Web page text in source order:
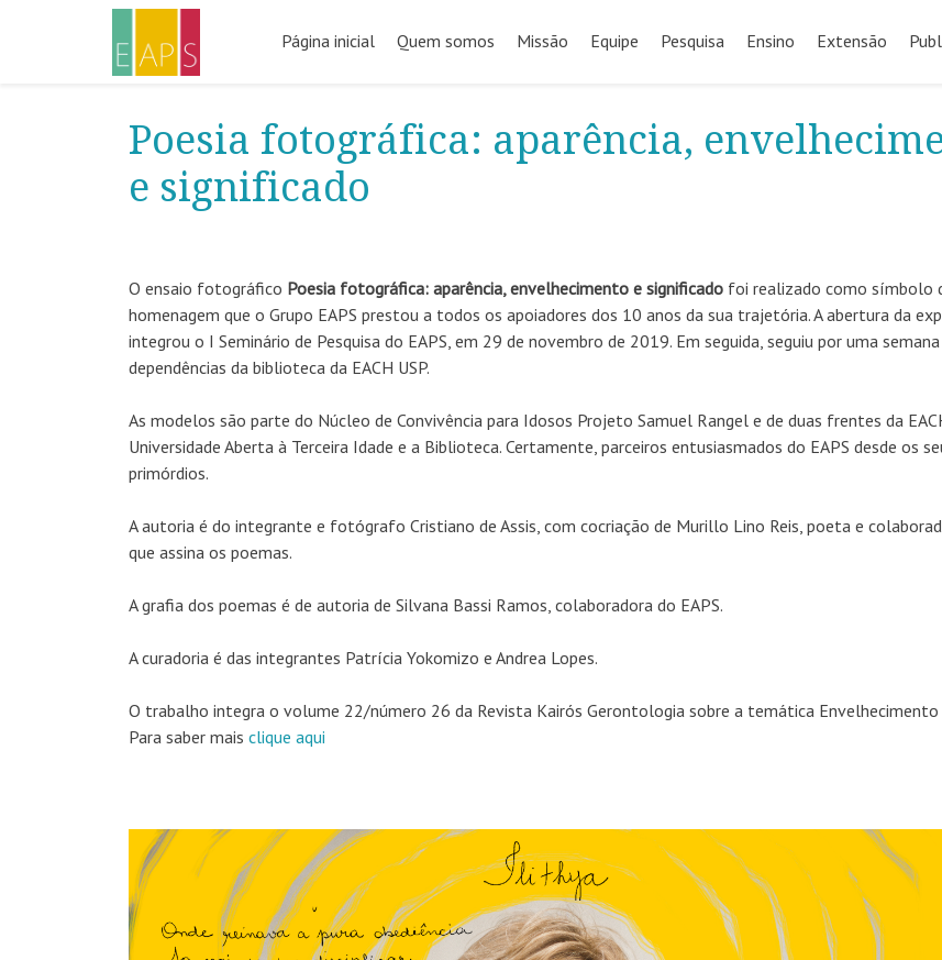
para
Página inicial Quem somos Missão Equipe Pesquisa Ensino Extensão
Poesia fotográfica: aparência,
e significado
O ensaio fotográfico Poesia fotográfica: aparência, envelhecimento e significado foi realizado como símbolo
homenagem que o Grupo EAPS prestou a todos os apoiadores dos 10 anos da sua trajetória. A abertura da
integrou o I Seminário de Pesquisa do EAPS, em 29 de novembro de 2019. Em seguida, seguiu por uma
dependências da biblioteca da EACH USP.
As modelos são parte do Núcleo de Convivência para Idosos Projeto Samuel Rangel e de duas frentes da
Universidade Aberta à Terceira Idade e a Biblioteca. Certamente, parceiros entusiasmados do EAPS desde os
primórdios.
A autoria é do integrante e fotógrafo Cristiano de Assis, com cocriação de Murillo Lino Reis, poeta e
que assina os poemas.
A grafia dos poemas é de autoria de Silvana Bassi Ramos, colaboradora do EAPS.
A curadoria é das integrantes Patrícia Yokomizo e Andrea Lopes.
O trabalho integra o volume 22/número 26 da Revista Kairós Gerontologia sobre a temática Envelhecimento
Para saber mais clique aqui